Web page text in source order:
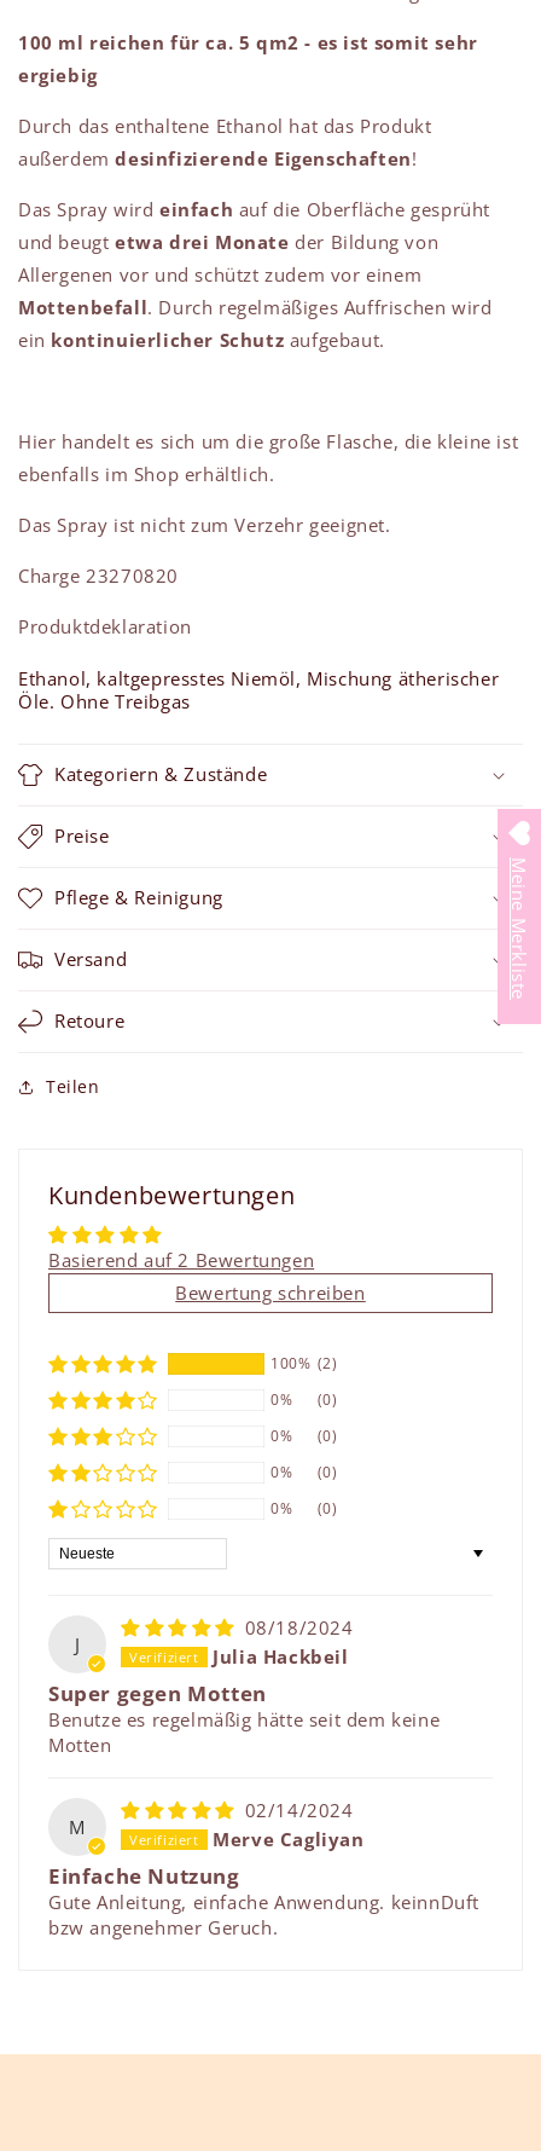
100 ml reichen für ca. 5 qm2 - es ist somit sehr
ergiebig
Durch das enthaltene Ethanol hat das Produkt
außerdemdesinfizierende Eigenschaften!
Das Spray wird einfach auf die Oberfläche gesprüht
und beugt etwa drei Monate der Bildung von
Allergenen vor und schützt zudem vor einem
Mottenbefall. Durch regelmäßiges Auffrischen wird
ein kontinuierlicher Schutz aufgebaut.
Hier handelt es sich um die große Flasche, die kleine ist
ebenfalls im Shop erhältlich.
Das Spray ist nicht zum Verzehr geeignet.
Charge 23270820
Produktdeklaration
Ethanol, kaltgepresstes Niemöl, Mischung ätherischer
Öle. Ohne Treibgas
Kategoriern & Zustände
Preise
Pflege & Reinigung
Versand
Retoure
Teilen
Kundenbewertungen
Basierend auf 2 Bewertungen
Bewertung schreiben
100% (2)
0%
(0)
0%
(0)
0%
(0)
0%
(0)
Sort by
J
08/18/2024
Julia Hackbeil
Super gegen Motten
Benutze es regelmäßig hätte seit dem keine
Motten
M
02/14/2024
Merve Cagliyan
Einfache Nutzung
Gute Anleitung, einfache Anwendung. keinnDuft
bzw angenehmer Geruch.
Meine Merkliste